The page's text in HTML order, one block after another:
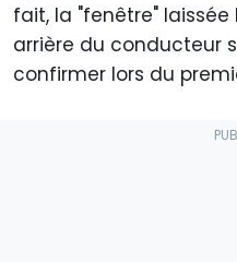
fait, la "fenêtre"
arrière du conducteur
confirmer lors du